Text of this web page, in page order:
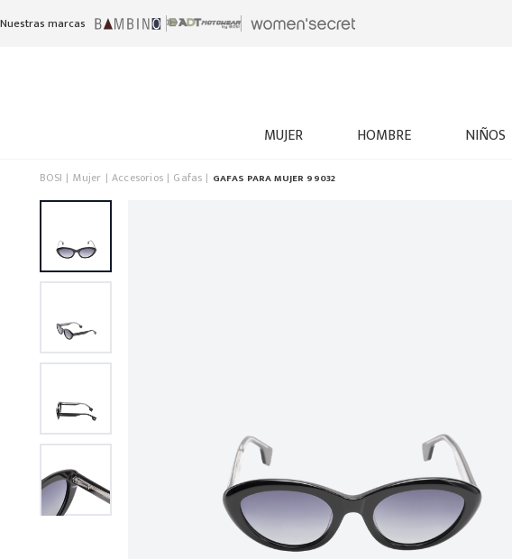
Nuestras marcas
MUJER HOMBRE NIÑOS
BOSI Mujer Accesorios Gafas GAFAS PARA MUJER 99032